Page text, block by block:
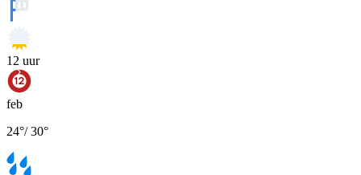
12 uur
feb
24°/30°